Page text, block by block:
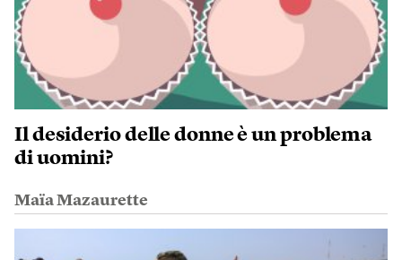
Il desiderio delle donne è un problema
di uomini?
Maïa Mazaurette